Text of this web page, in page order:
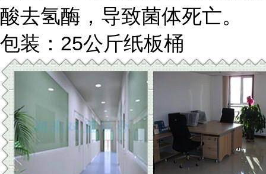
酸去氢酶，导致菌体死亡。
包装：25公斤纸板桶